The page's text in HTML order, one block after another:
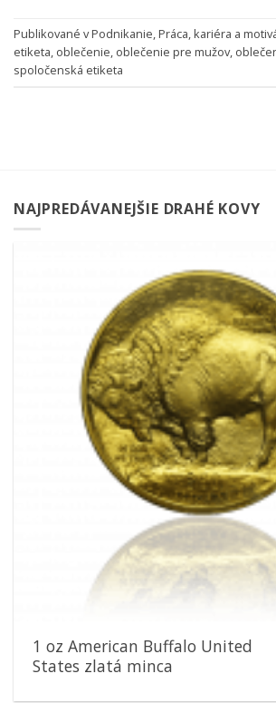
Publikované vPodnikanie,Práca, kariéra a
etiketa, oblečenie, oblečenie pre mužov,
spoločenská etiketa
NAJPREDÁVANEJŠIE DRAHÉ KOVY
1 oz American Buffalo United
States zlatá minca